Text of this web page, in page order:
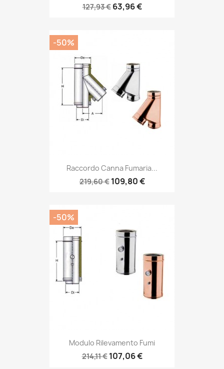
127,93 € 63,96 €
Raccordo Canna Fumaria...
219,60 € 109,80 €
-50%
Modulo Rilevamento Fumi
214,11 € 107,06 €
-50%